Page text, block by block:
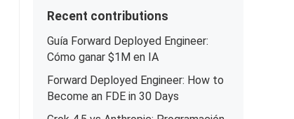
Recent contributions
Guía Forward Deployed Engineer:
Cómo ganar $1M en IA
Forward Deployed Engineer: How to
Become an FDE in 30 Days